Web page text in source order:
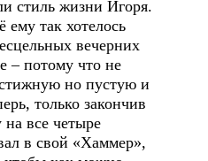
стиль жизни Игоря.
так хотелось
вечерних
– потому что не
но пустую и
только закончив
на все четыре
в свой «Хаммер»,